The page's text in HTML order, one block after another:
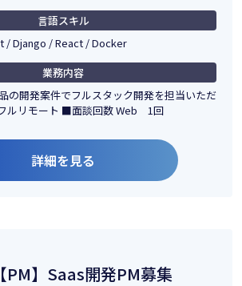
言語スキル
/ Django / React / Docker
業務内容
の開発案件でフルスタック開発を担当いただ
ルリモート ■面談回数 Web 1回
詳細を見る
【PM】Saas開発PM募集